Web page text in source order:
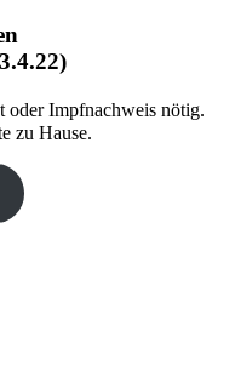
Impfnachweis nötig.
zu Hause.